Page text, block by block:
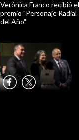
Verónica Franco recibió el
premio "Personaje Radial
del Año"